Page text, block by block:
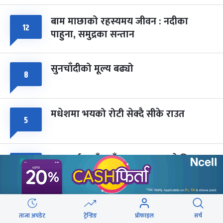
८ फागुपूर्णिमा
चैत्र ८, २०८३-Mar 22, 2027
७ महिना बाँकी
१२ बाम माछाको रहस्यमय जीवन : नदीका
पाहुना, समुद्रका सन्तान
८ सुनचाँदीको मूल्य बढ्यो
५ मधेशमा भयको रोटी सेक्दै सीके राउत
५ राजमार्ग दायाँबायाँका जग्गामा लाग्ने विकास
कर ५ प्रतिशत बिन्दु बढाइँदै
४ ब्लु बस सेवाबाट लैंगिक असमानतालाई
ताजा अपडेट ट्रेन्डिङ प्रोफाइल सर्च